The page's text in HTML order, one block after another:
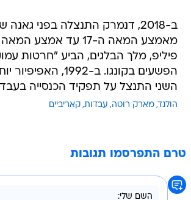
פיליפ, מלך הבלגים, הביע "חרטות
הפשעים בקונגו. ב-1992,
השני התנצל על תפקיד הכנסייה
הולנד מארק רוטה עבדות קאריביים